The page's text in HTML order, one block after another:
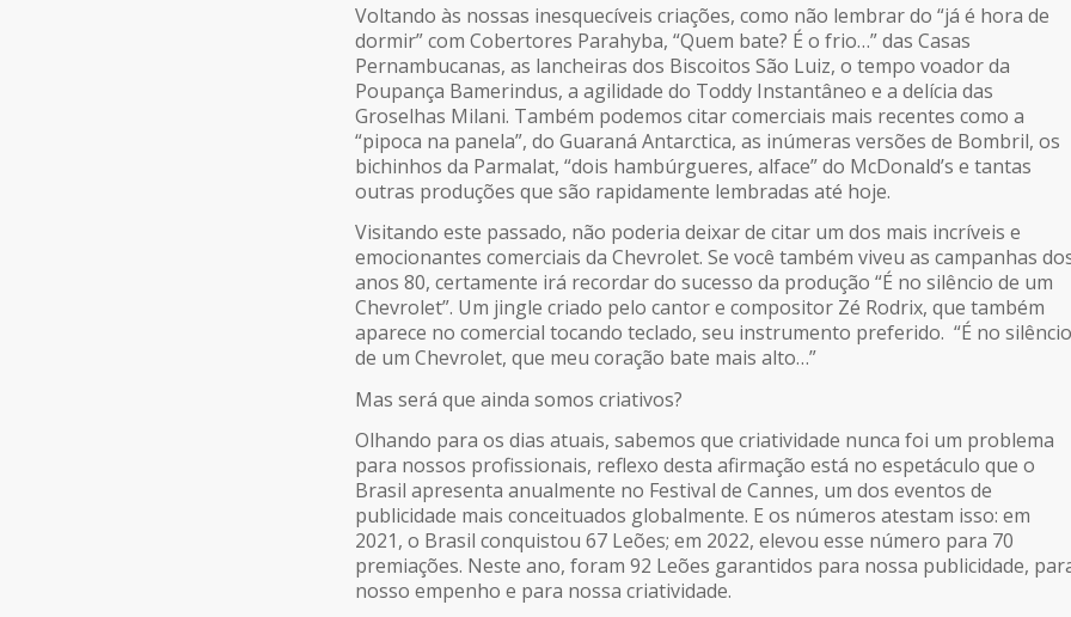
Voltando às nossas inesquecíveis criações, como não lembrar do “já é hora de
dormir” com Cobertores Parahyba, “Quem bate? É o frio…” das Casas
Pernambucanas, as lancheiras dos Biscoitos São Luiz, o tempo voador da
Poupança Bamerindus, a agilidade do Toddy Instantâneo e a delícia das
Groselhas Milani. Também podemos citar comerciais mais recentes como a
“pipoca na panela”, do Guaraná Antarctica, as inúmeras versões de Bombril, os
bichinhos da Parmalat, “dois hambúrgueres, alface” do McDonald’s e tantas
outras produções que são rapidamente lembradas até hoje.
Visitando este passado, não poderia deixar de citar um dos mais incríveis e
emocionantes comerciais da Chevrolet. Se você também viveu as campanhas
anos 80, certamente irá recordar do sucesso da produção “É no silêncio de um
Chevrolet”. Um jingle criado pelo cantor e compositor Zé Rodrix, que também
aparece no comercial tocando teclado, seu instrumento preferido. “É no silêncio
de um Chevrolet, que meu coração bate mais alto…”
Mas será que ainda somos criativos?
Olhando para os dias atuais, sabemos que criatividade nunca foi um problema
para nossos profissionais, reflexo desta afirmação está no espetáculo que o
Brasil apresenta anualmente no Festival de Cannes, um dos eventos de
publicidade mais conceituados globalmente. E os números atestam isso: em
2021, o Brasil conquistou 67 Leões; em 2022, elevou esse número para 70
premiações. Neste ano, foram 92 Leões garantidos para nossa publicidade,
nosso empenho e para nossa criatividade.